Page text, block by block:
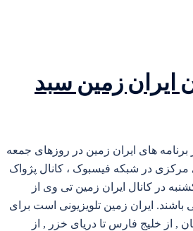
ایران زمین سبد
های ایران زمین در روزهای جمعه
اروپای مرکزی در شبکه فیسبوک ، کانال پژواک
در کانال ایران زمین تی وی از
می باشند. ایران زمین تلویزیونی است برای
, از خلیج فارس تا دریای خزر , از